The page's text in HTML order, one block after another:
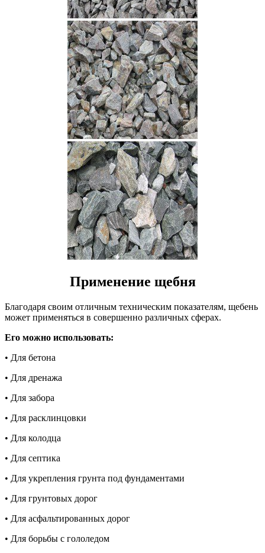
Применение щебня
Благодаря своим отличным техническим показателям, щебень
может применяться в совершенно различных сферах.
Его можно использовать:
• Для бетона
• Для дренажа
• Для забора
• Для расклинцовки
• Для колодца
• Для септика
• Для укрепления грунта под фундаментами
• Для грунтовых дорог
• Для асфальтированных дорог
• Для борьбы с гололедом